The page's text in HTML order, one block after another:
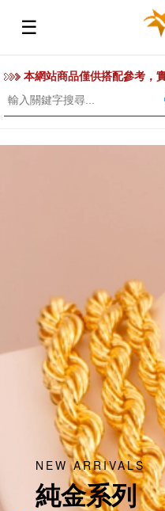
☰
本網站商品僅供搭配參考，
NEW ARRIVALS
純金系列